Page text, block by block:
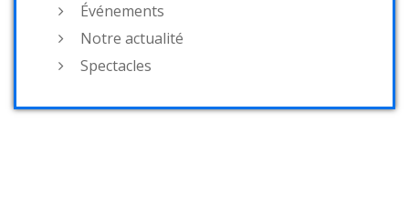
Événements
Notre actualité
Spectacles